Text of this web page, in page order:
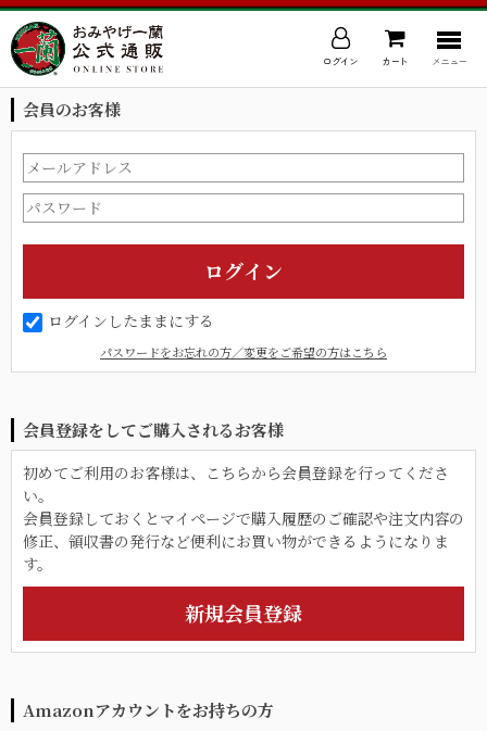
ログイン カート メニュー
会員のお客様
ログインしたままにする
パスワードをお忘れの方／変更をご希望の方はこちら
会員登録をしてご購入されるお客様
初めてご利用のお客様は、こちらから会員登録を行ってくださ
い。
会員登録しておくとマイページで購入履歴のご確認や注文内容の
修正、領収書の発行など便利にお買い物ができるようになりま
す。
Amazonアカウントをお持ちの方